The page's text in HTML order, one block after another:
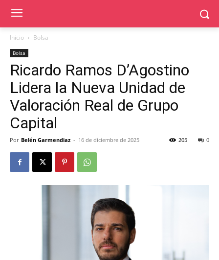
Inicio Bolsa
Bolsa
Ricardo Ramos D’Agostino
Lidera la Nueva Unidad de
Valoración Real de Grupo
Capital
Por Belén Garmendiaz - 16 de diciembre de 2025 0
205